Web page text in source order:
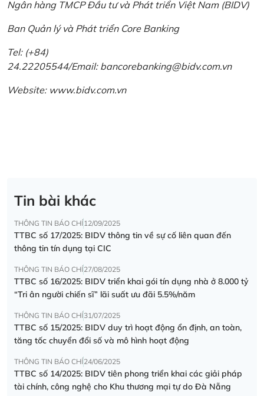
Ngân hàng TMCP Đầu tư và Phát triển Việt Nam (BIDV)
Ban Quản lý và Phát triển Core Banking
Tel: (+84)
24.22205544/Email: bancorebanking@bidv.com.vn
Website: www.bidv.com.vn
Tin bài khác
THÔNG TIN BÁO CHÍ12/09/2025
TTBC số 17/2025: BIDV thông tin về sự cố liên quan đến
thông tin tín dụng tại CIC
THÔNG TIN BÁO CHÍ27/08/2025
TTBC số 16/2025: BIDV triển khai gói tín dụng nhà ở 8.000 tỷ
“Tri ân người chiến sĩ” lãi suất ưu đãi 5.5%/năm
THÔNG TIN BÁO CHÍ31/07/2025
TTBC số 15/2025: BIDV duy trì hoạt động ổn định, an toàn,
tăng tốc chuyển đổi số và mô hình hoạt động
THÔNG TIN BÁO CHÍ24/06/2025
TTBC số 14/2025: BIDV tiên phong triển khai các giải pháp
tài chính, công nghệ cho Khu thương mại tự do Đà Nẵng